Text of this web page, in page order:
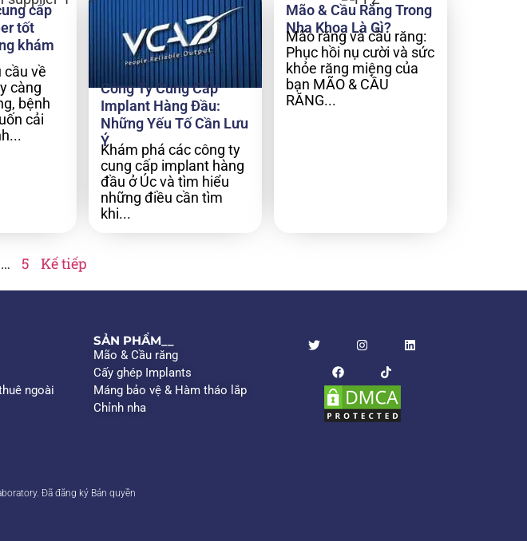
cấp
tốt
khám
cầu về
càng
bệnh
cải
Công Ty Cung Cấp
Implant Hàng Đầu:
Những Yếu Tố Cần Lưu
Ý
Khám phá các công ty
cung cấp implant hàng
đầu ở Úc và tìm hiểu
những điều cần tìm
khi...
Mão & Cầu Răng Trong
Nha Khoa Là Gì?
Mão răng và cầu răng:
Phục hồi nụ cười và sức
khỏe răng miệng của
bạn MÃO & CẦU
RĂNG...
… 5 Kế tiếp
ngoài
SẢN PHẨM__​
Mão & Cầu răng
Cấy ghép Implants
Máng bảo vệ & Hàm tháo lắp
Chỉnh nha
Đã đăng ký Bản quyền